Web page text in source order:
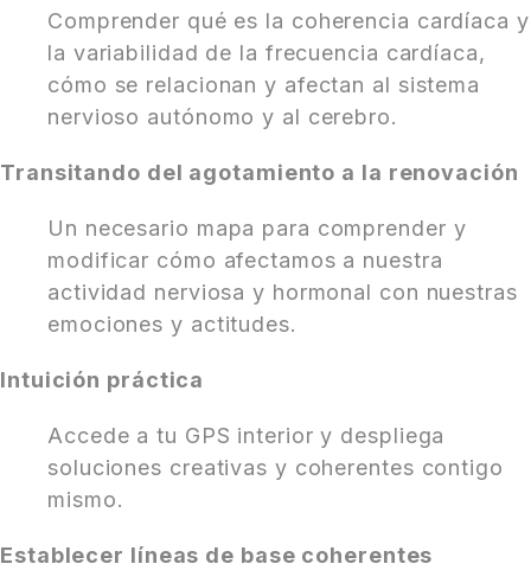
Comprender qué es la coherencia cardíaca y
la variabilidad de la frecuencia cardíaca,
cómo se relacionan y afectan al sistema
nervioso autónomo y al cerebro.
Transitando del agotamiento a la renovación
Un necesario mapa para comprender y
modificar cómo afectamos a nuestra
actividad nerviosa y hormonal con nuestras
emociones y actitudes.
Intuición práctica
Accede a tu GPS interior y despliega
soluciones creativas y coherentes contigo
mismo.
Establecer líneas de base coherentes